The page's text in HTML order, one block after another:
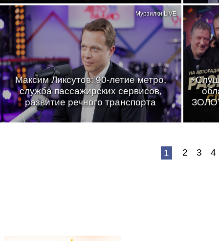
Максим Ликсутов: 90-летие метро,
служба пассажирских сервисов,
развитие речного транспорта
Мурзилки LIVE
1 2 3 4